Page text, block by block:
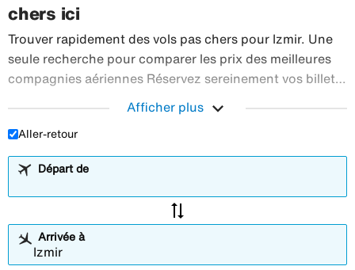
chers ici
Trouver rapidement des vols pas chers pour Izmir. Une
seule recherche pour comparer les prix des meilleures
compagnies aériennes Réservez sereinement vos billets
voyages en avion à destination du monde entier.
Afficher plus expand_more
Aller-retour
Départ de
sync_alt
Arrivée à